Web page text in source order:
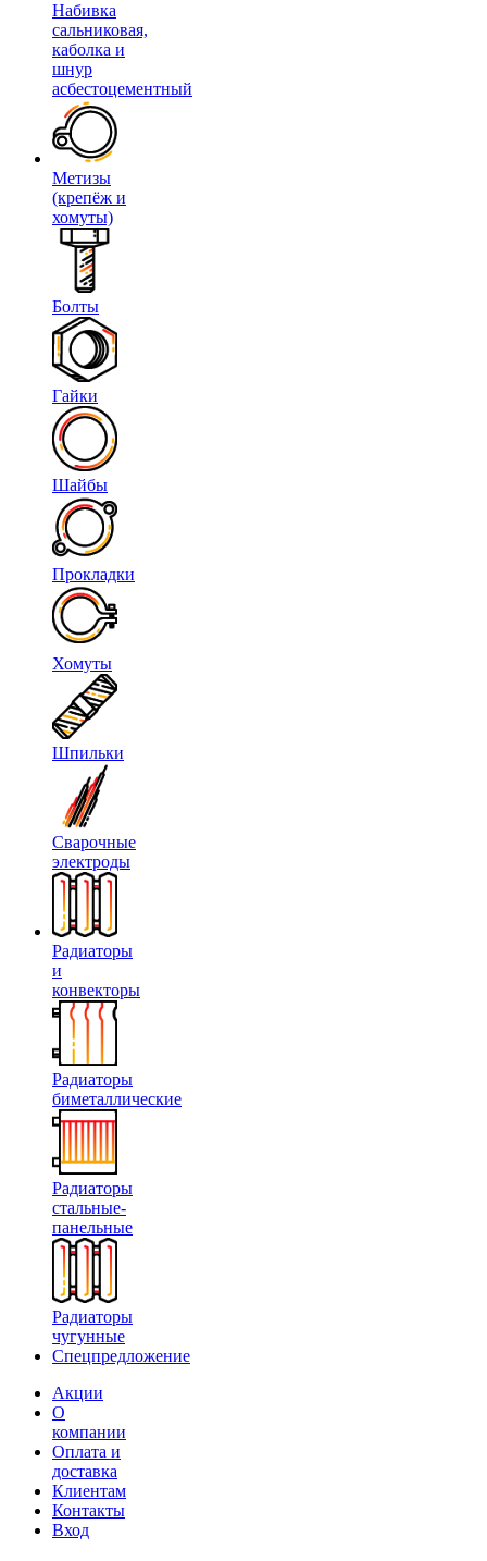
Набивка
сальниковая,
каболка и
шнур
асбестоцементный
Метизы
(крепёж и
хомуты)
Болты
Гайки
Шайбы
Прокладки
Хомуты
Шпильки
Сварочные
электроды
Радиаторы
и
конвекторы
Радиаторы
биметаллические
Радиаторы
стальные-
панельные
Радиаторы
чугунные
Спецпредложение
Акции
О
компании
Оплата и
доставка
Клиентам
Контакты
Вход